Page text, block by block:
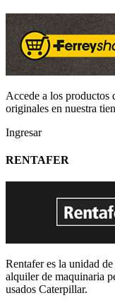
Accede a los productos
originales en nuestra
Ingresar
RENTAFER
Rentafer es la unidad
alquiler de maquinaria
usados Caterpillar.